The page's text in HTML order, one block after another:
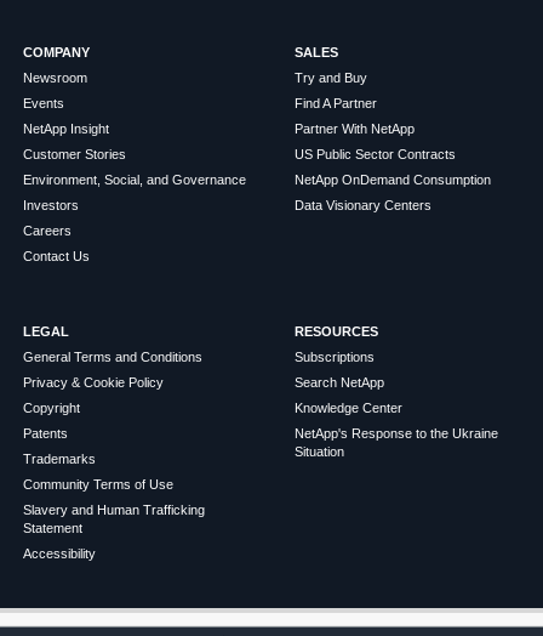
COMPANY
Newsroom
Events
NetApp Insight
Customer Stories
Environment, Social, and Governance
Investors
Careers
Contact Us
SALES
Try and Buy
Find A Partner
Partner With NetApp
US Public Sector Contracts
NetApp OnDemand Consumption
Data Visionary Centers
LEGAL
General Terms and Conditions
Privacy & Cookie Policy
Copyright
Patents
Trademarks
Community Terms of Use
Slavery and Human Trafficking
Statement
Accessibility
RESOURCES
Subscriptions
Search NetApp
Knowledge Center
NetApp's Response to the Ukraine
Situation